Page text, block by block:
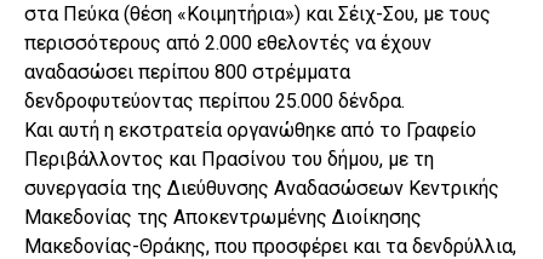
στα Πεύκα (θέση «Κοιμητήρια») και Σέιχ-Σου, με τους
περισσότερους από 2.000 εθελοντές να έχουν
αναδασώσει περίπου 800 στρέμματα
δενδροφυτεύοντας περίπου 25.000 δένδρα.
Και αυτή η εκστρατεία οργανώθηκε από το Γραφείο
Περιβάλλοντος και Πρασίνου του δήμου, με τη
συνεργασία της Διεύθυνσης Αναδασώσεων Κεντρικής
Μακεδονίας της Αποκεντρωμένης Διοίκησης
Μακεδονίας-Θράκης, που προσφέρει και τα δενδρύλλια,